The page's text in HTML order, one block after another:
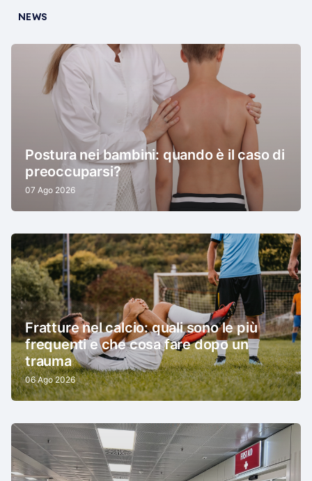
NEWS
Postura nei bambini: quando è il caso di
preoccuparsi?
07 Ago 2026
Fratture nel calcio: quali sono le più
frequenti e che cosa fare dopo un
trauma
06 Ago 2026